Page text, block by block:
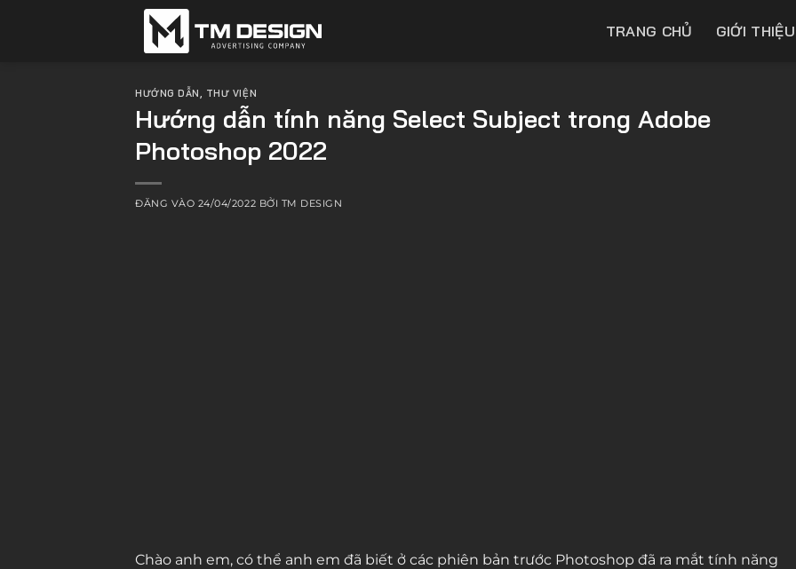
TRANG CHỦ GIỚI THIỆU
HƯỚNG DẪN, THƯ VIỆN
Hướng dẫn tính năng Select Subject trong Adobe
Photoshop 2022
ĐĂNG VÀO 24/04/2022 BỞI TM DESIGN
Chào anh em, có thể anh em đã biết ở các phiên bản trước Photoshop đã ra mắt tính năng